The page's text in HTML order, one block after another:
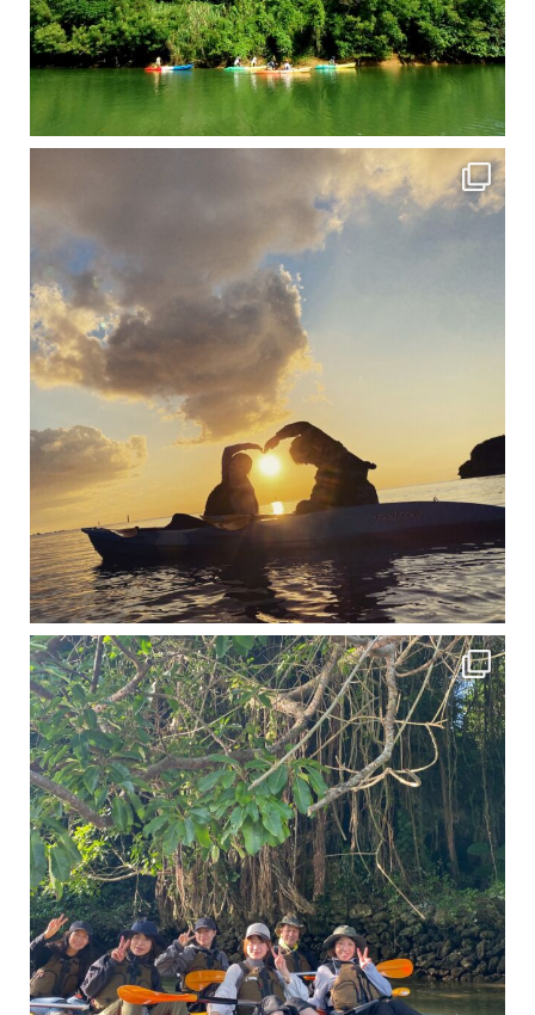
修学旅行シーズンも終わり、一気に冷え込んできました。 2025年今年もあっという間に終
12月に入り、沖縄も流石に半袖では過ごせなくなってきました
ですが、日中はまだ20℃